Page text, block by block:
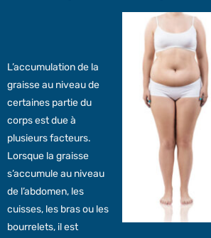
L’accumulation de la
graisse au niveau de
certaines partie du
corps est due à
plusieurs facteurs.
Lorsque la graisse
s’accumule au niveau
de l’abdomen, les
cuisses, les bras ou les
bourrelets, il est